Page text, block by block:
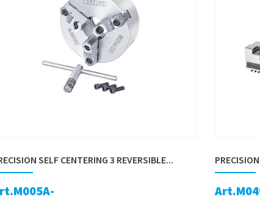
SELF CENTERING 3 REVERSIBLE...